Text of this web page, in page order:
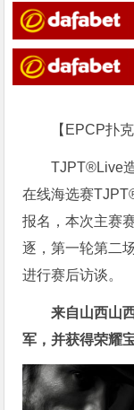
【EPCP扑
TJPT®Live
在线海选赛
报名，本次主赛
逐，第一轮第二
进行赛后访谈。
来自山西山
军，并获得荣耀